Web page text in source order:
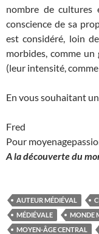
nombre de cultures
conscience de sa
est considéré, loin
morbides, comme
(leur intensité,
En vous souhaitant
Fred
Pour
A la découverte du
AUTEUR MÉDIÉVAL
MÉDIÉVALE
MONDE
MOYEN-ÂGE CENTRAL